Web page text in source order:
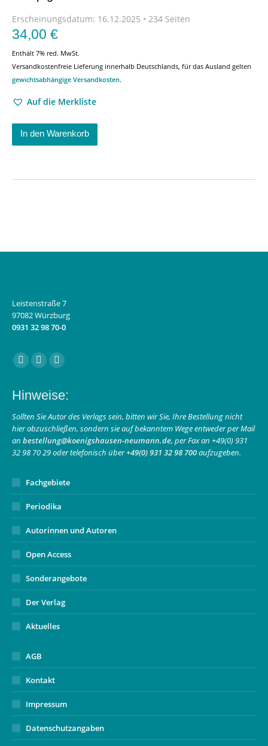
Erscheinungsdatum: 16.12.2025 • 234 Seiten
34,00 €
Enthält 7% red. MwSt.
Versandkostenfreie Lieferung innerhalb Deutschlands, für das Ausland gelten
gewichtsabhängige Versandkosten.
Auf die Merkliste
In den Warenkorb
Leistenstraße 7
97082 Würzburg
0931 32 98 70-0
Finden Sie uns auf:
Facebook
opens
in
new
window
Instagram
opens
in
new
window
E-
page
opens
in
new
window
Hinweise:
Sollten Sie Autor des Verlags sein, bitten wir Sie, Ihre Bestellung nicht
hier abzuschließen, sondern sie auf bekanntem Wege entweder per Mail
an bestellung@koenigshausen-neumann.de, per Fax an +49(0) 931
32 98 70 29 oder telefonisch über+49(0) 931 32 98 700aufzugeben.
Fachgebiete
Periodika
Autorinnen und Autoren
Open Access
Sonderangebote
Der Verlag
Aktuelles
AGB
Kontakt
Impressum
Datenschutzangaben